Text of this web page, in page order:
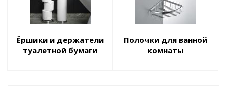
Ёршики и держатели
туалетной бумаги
Полочки для ванной
комнаты